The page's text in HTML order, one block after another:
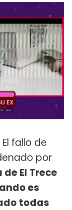
fallo de
por
El Trece
es
todas